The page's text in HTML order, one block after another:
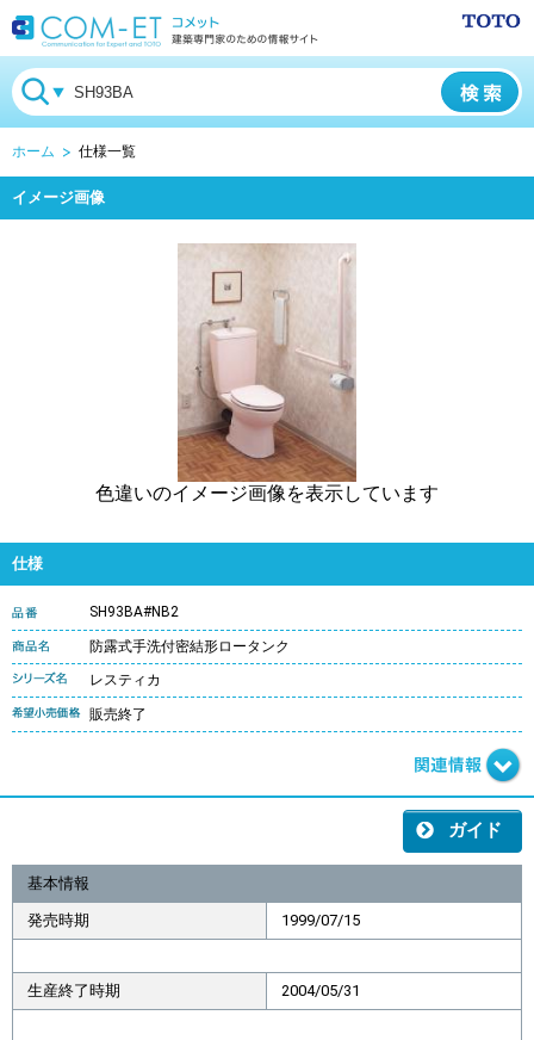
ホーム 仕様一覧
イメージ画像
色違いのイメージ画像を表示しています
仕様
SH93BA#NB2
防露式手洗付密結形ロータンク
レスティカ
販売終了
ガイド
基本情報
発売時期 1999/07/15
生産終了時期 2004/05/31